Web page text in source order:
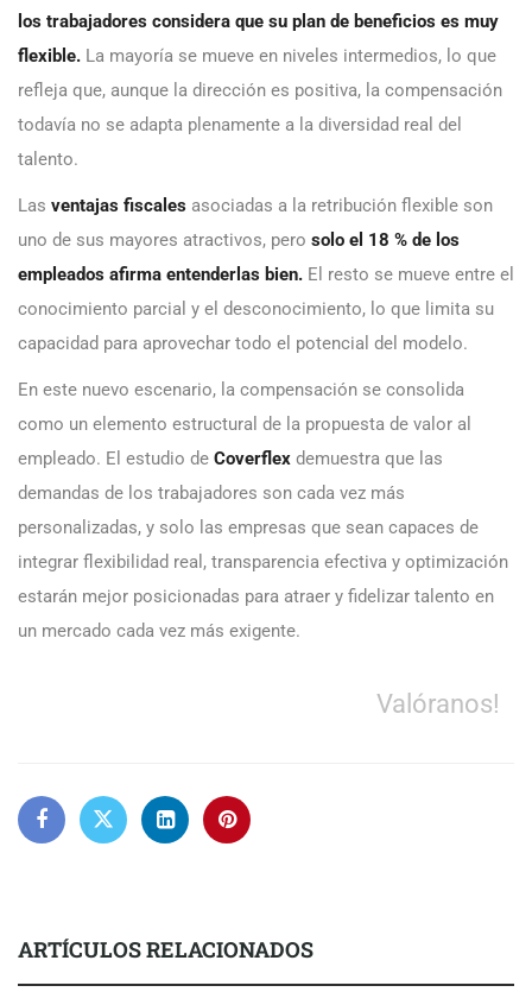
los trabajadores considera que su plan de beneficios es muy
flexible. La mayoría se mueve en niveles intermedios, lo que
refleja que, aunque la dirección es positiva, la compensación
todavía no se adapta plenamente a la diversidad real del
talento.
Las ventajas fiscales asociadas a la retribución flexible son
uno de sus mayores atractivos, pero solo el 18 % de los
empleados afirma entenderlas bien. El resto se mueve entre el
conocimiento parcial y el desconocimiento, lo que limita su
capacidad para aprovechar todo el potencial del modelo.
En este nuevo escenario, la compensación se consolida
como un elemento estructural de la propuesta de valor al
empleado. El estudio de Coverflex demuestra que las
demandas de los trabajadores son cada vez más
personalizadas, y solo las empresas que sean capaces de
integrar flexibilidad real, transparencia efectiva y optimización
estarán mejor posicionadas para atraer y fidelizar talento en
un mercado cada vez más exigente.
Valóranos!
ARTÍCULOS RELACIONADOS